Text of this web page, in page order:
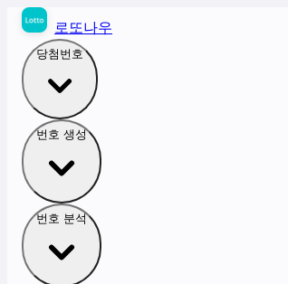
로또나우
당첨번호
번호 생성
번호 분석